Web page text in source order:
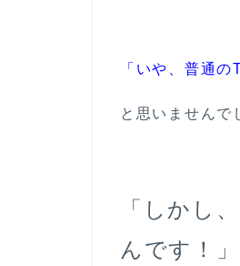
「いや、普通の
と思いませんで
「しかし
んです！」